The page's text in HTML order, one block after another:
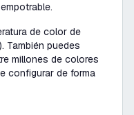
de color de
También puedes
millones de colores
configurar de forma